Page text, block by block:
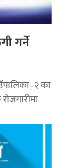
गर्ने
का